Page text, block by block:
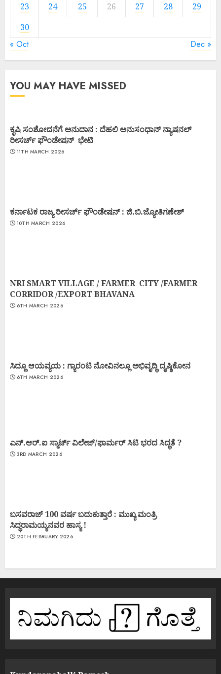
23
24 25 26 27 28
29
30
« Oct Dec »
YOU MAY HAVE MISSED
ಕೃಷಿ ಸಂಶೋದನೆಗೆ ಅನುದಾನ : ದೆಹಲಿ ಅನುಸಂಧಾನ್ ನ್ಯಾಷನಲ್
ರೀಸರ್ಚ್ ಫೌಂಡೇಷನ್ ಭೇಟಿ
11TH MARCH 2026
ಕರ್ನಾಟಕ ರಾಜ್ಯ ರೀಸರ್ಚ್ ಫೌಂಡೇಷನ್ : ಜಿ.ಬಿ.ಜ್ಯೋತಿಗಣೇಶ್
10TH MARCH 2026
NRI SMART VILLAGE / FARMER CITY /FARMER
CORRIDOR /EXPORT BHAVANA
6TH MARCH 2026
ಸಿದ್ದೂ ಆಯವ್ಯಯ : ಗ್ಯಾರಂಟಿ ನೋವಿನಲ್ಲೂ ಅಭಿವೃದ್ಧಿ ದೃಷ್ಠಿಕೋನ
6TH MARCH 2026
ಎನ್.ಆರ್.ಐ ಸ್ಮಾರ್ಟ್ ವಿಲೇಜ್/ಫಾರ್ಮರ್ ಸಿಟಿ ಭರದ ಸಿದ್ಧತೆ ?
3RD MARCH 2026
ಬಸವರಾಜ್ 100 ವರ್ಷ ಬದುಕುತ್ತಾರೆ : ಮುಖ್ಯ ಮಂತ್ರಿ
ಸಿದ್ಧರಾಮಯ್ಯನವರ ಹಾಸ್ಯ !
20TH FEBRUARY 2026